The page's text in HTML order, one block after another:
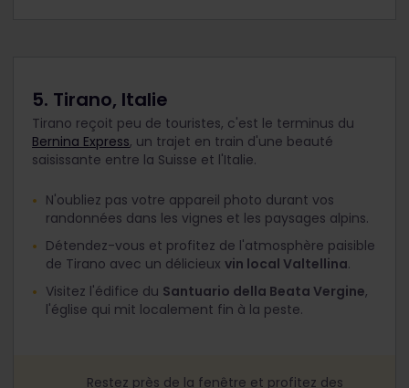
5. Tirano, Italie
Tirano reçoit peu de touristes, c'est le terminus du
Bernina Express, un trajet en train d'une beauté
saisissante entre la Suisse et l'Italie.
N'oubliez pas votre appareil photo durant vos
randonnées dans les vignes et les paysages alpins.
Détendez-vous et profitez de l'atmosphère paisible
de Tirano avec un délicieux vin local Valtellina.
Visitez l'édifice du Santuario della Beata Vergine,
l'église qui mit localement fin à la peste.
Restez près de la fenêtre et profitez des